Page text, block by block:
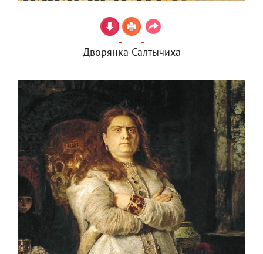
Дворянка Салтычиха